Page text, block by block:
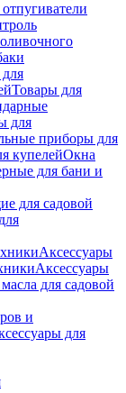
Товары для
для
приборы для
купелейОкна
для бани и
для садовой
Аксессуары
Аксессуары
для садовой
и
для